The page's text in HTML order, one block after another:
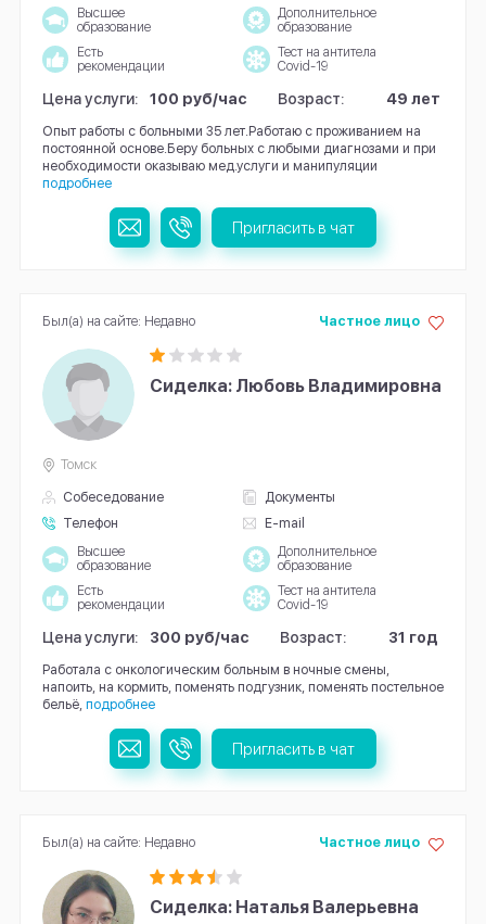
Высшее
образование
Дополнительное
образование
Есть
рекомендации
Тест на антитела
Covid-19
Цена услуги: 100 руб/час Возраст: 49 лет
Опыт работы с больными 35 лет.Работаю с проживанием на
постоянной основе.Беру больных с любыми диагнозами и при
необходимости оказываю мед.услуги и манипуляции
подробнее
Пригласить в чат
Сиделка: Любовь Владимировна
Собеседование
Документы
Телефон
E-mail
Частное лицо
Томск
Высшее
образование
Дополнительное
образование
Есть
рекомендации
Тест на антитела
Covid-19
Цена услуги: 300 руб/час Возраст: 31 год
Работала с онкологическим больным в ночные смены,
напоить, на кормить, поменять подгузник, поменять постельное
бельё, подробнее
Был(а) на сайте: Недавно
Пригласить в чат
Сиделка: Наталья Валерьевна
Частное лицо
Был(а) на сайте: Недавно